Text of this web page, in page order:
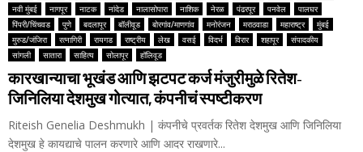
नवी मुंबई
नागपूर नाटक नांदेड नालासोपारा नाशिक नेरळ पंढरपूर पनवेल
पालघर
पिंपरी/चिंचवड
पुणे बदलापूर बॉलीवूड बोरगांव/माणगांव मनोरंजन मराठवाडा महाराष्ट्र
मुंबई
मुरुड/जंजिरा
रत्नागिरी रायगड राष्ट्रीय लेख वसई विदर्भ विरार शहापूर
संपादकीय
सांगली
सातारा साहित्य सोलापूर हॉलिवूड
कारखान्याचा भूखंड आणि झटपट कर्ज मंजुरीमुळे रितेश-
जिनिलिया देशमुख गोत्यात, कंपनीचं स्पष्टीकरण
Riteish Genelia Deshmukh | कंपनीचे प्रवर्तक रितेश देशमुख आणि जिनिलिया
देशमुख हे कायद्याचे पालन करणारे आणि आदर राखणारे...